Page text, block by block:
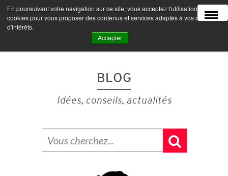
En poursuivant votre navigation sur ce site, vous acceptez l'utilisation de
cookies pour vous proposer des contenus et services adaptés à vos centres
d'intérêts.
Accepter
MENU
BLOG
Idées, conseils, actualités